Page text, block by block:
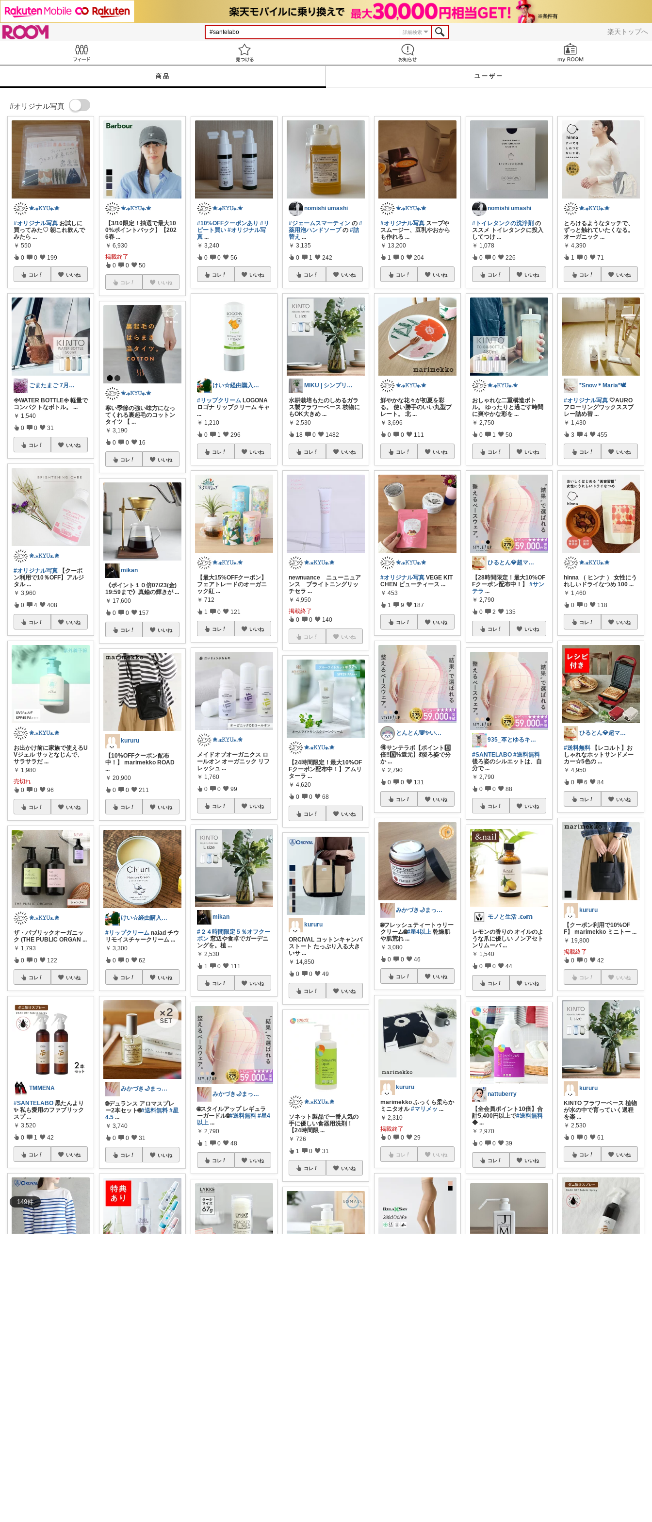
楽天トップへ
詳細検索
商品 ユーザー
#オリジナル写真
149件
✬.⁎𝙺𝚈𝚄⁎.✬
#オリジナル写真 お試しに
買ってみた♡ 朝これ飲んで
みたら ...
￥ 550
0 0 199
コレ いいね
ごまたまご 7月Thank you◡̈*
𖧷WATER BOTTLE𖧷 軽量で
コンパクトなボトル。 ...
￥ 1,540
0 0 31
コレ いいね
✬.⁎𝙺𝚈𝚄⁎.✬
#オリジナル写真 【クーポ
ン利用で10％OFF】アルジ
タル...
￥ 3,960
0 4 408
コレ いいね
✬.⁎𝙺𝚈𝚄⁎.✬
お出かけ前に家族で使えるU
Vジェル サッとなじんで、
サラサラだ ...
￥ 1,980
売切れ
0 0 96
コレ いいね
✬.⁎𝙺𝚈𝚄⁎.✬
ザ・パブリックオーガニッ
ク (THE PUBLIC ORGAN ...
￥ 1,793
0 0 122
コレ いいね
TMMENA
#SANTELABO 黒たんより
✨ 私も愛用のファブリック
スプ ...
￥ 3,520
0 1 42
コレ いいね
✬.⁎𝙺𝚈𝚄⁎.✬
【3/10限定！抽選で最大10
0%ポイントバック】【202
6春 ...
￥ 6,930
掲載終了
0 0 50
コレ いいね
✬.⁎𝙺𝚈𝚄⁎.✬
寒い季節の強い味方になっ
てくれる裏起毛のコットン
タイツ 【 ...
￥ 3,190
0 0 16
コレ いいね
mikan
《ポイント１０倍07/23(金)
19:59まで》真鍮の輝きが ...
￥ 17,600
0 0 157
コレ いいね
kururu
【10%OFFクーポン配布
中！】 marimekko ROAD
...
￥ 20,900
0 0 211
コレ いいね
けい☆経由購入ありがとうございます
#リップクリーム naiad チウ
リモイスチャークリーム...
￥ 3,300
0 0 62
コレ いいね
みかづき🌙まったり
🌐デュランス アロマスプレ
ー2本セット🌐#送料無料 #星
4.5 ...
￥ 3,740
0 0 31
コレ いいね
✬.⁎𝙺𝚈𝚄⁎.✬
#10%OFFクーポンあり #リ
ピート買い #オリジナル写
真 ...
￥ 3,240
0 0 56
コレ いいね
けい☆経由購入ありがとうございます
#リップクリーム LOGONA
ロゴナ リップクリーム キャ
...
￥ 1,210
0 1 296
コレ いいね
✬.⁎𝙺𝚈𝚄⁎.✬
【最大15%OFFクーポン】
フェアトレードのオーガニ
ック紅 ...
￥ 712
1 0 121
コレ いいね
✬.⁎𝙺𝚈𝚄⁎.✬
メイドオブオーガニクス ロ
ールオン オーガニック リフ
レッシュ ...
￥ 1,760
0 0 99
コレ いいね
mikan
#２４時間限定５％オフクー
ポン 窓辺や食卓でガーデニ
ングを。植 ...
￥ 2,530
1 0 111
コレ いいね
みかづき🌙まったり
🌐スタイルアップ レギュラ
ーガードル🌐#送料無料 #星4
以上 ...
￥ 2,790
1 0 48
コレ いいね
nomishi umashi
#ジェームスマーティン の#
薬用泡ハンドソープの#詰
替え ...
￥ 3,135
0 1 242
コレ いいね
MIKU | シンプリスト主婦
水耕栽培もたのしめるガラ
ス製フラワーベース 枝物に
もOK大きめ ...
￥ 2,530
18 0 1482
コレ いいね
✬.⁎𝙺𝚈𝚄⁎.✬
newnuance ニューニュア
ンス ブライトニングリッ
チセラ ...
￥ 4,950
掲載終了
0 0 140
コレ いいね
✬.⁎𝙺𝚈𝚄⁎.✬
【24時間限定！最大10%OF
Fクーポン配布中！】アムリ
ターラ ...
￥ 4,620
0 0 68
コレ いいね
kururu
ORCIVAL コットンキャンバ
ストート たっぷり入る大き
いサ ...
￥ 14,850
0 0 49
コレ いいね
✬.⁎𝙺𝚈𝚄⁎.✬
ソネット製品で一番人気の
手に優しい食器用洗剤！
【24時間限 ...
￥ 726
1 0 31
コレ いいね
✬.⁎𝙺𝚈𝚄⁎.✬
#オリジナル写真 スープや
スムージー、豆乳やおから
も作れる ...
￥ 13,200
1 0 204
コレ いいね
✬.⁎𝙺𝚈𝚄⁎.✬
鮮やかな花々が初夏を彩
る。 使い勝手のいい丸型プ
レート。 北 ...
￥ 3,696
0 0 111
コレ いいね
✬.⁎𝙺𝚈𝚄⁎.✬
#オリジナル写真 VEGE KIT
CHEN ビューティース ...
￥ 453
1 9 187
コレ いいね
とんとん🐼✨いいねに感謝です🙇‍♀️
🉐サンテラボ【ポイント4️⃣
倍‼️5️⃣%還元】💃後ろ姿で分
か ...
￥ 2,790
0 0 131
コレ いいね
みかづき🌙まったり
🌐フレッシュティートゥリー
クリーム🌐#星4以上 乾燥肌
や肌荒れ ...
￥ 3,080
0 0 46
コレ いいね
kururu
marimekko ふっくら柔らか
ミニタオル#マリメッ ...
￥ 2,310
掲載終了
0 0 29
コレ いいね
nomishi umashi
#トイレタンクの洗浄剤 の
ススメ トイレタンクに投入
してつけ ...
￥ 1,078
0 0 226
コレ いいね
✬.⁎𝙺𝚈𝚄⁎.✬
おしゃれな二重構造ボト
ル。 ゆったりと過ごす時間
に爽やかな彩を ...
￥ 2,750
0 1 50
コレ いいね
ひるとん💎超マイペース☆
【28時間限定！最大10%OF
Fクーポン配布中！】#サン
テラ ...
￥ 2,790
0 2 135
コレ いいね
935_革とゆるキャラとウイスキー
#SANTELABO #送料無料
後ろ姿のシルエットは、自
分で ...
￥ 2,790
0 0 88
コレ いいね
モノと生活 .𝕔𝐨𝕞
レモンの香りの オイルのよ
うな爪に優しい ノンアセト
ンリムーバ ...
￥ 1,540
0 0 44
コレ いいね
nattuberry
【全会員ポイント10倍】合
計5,400円以上で#送料無料
◆ ...
￥ 2,970
0 0 39
コレ いいね
✬.⁎𝙺𝚈𝚄⁎.✬
とろけるようなタッチで、
ずっと触れていたくなる。
オーガニック ...
￥ 4,390
1 0 71
コレ いいね
*Snow＊Maria*🕊️
#オリジナル写真 🤍AURO
フローリングワックススプ
レー詰め替 ...
￥ 1,430
3 4 455
コレ いいね
✬.⁎𝙺𝚈𝚄⁎.✬
hinna （ ヒンナ ） 女性にう
れしいドライなつめ 100 ...
￥ 1,460
0 0 118
コレ いいね
ひるとん💎超マイペース☆
#送料無料 【レコルト】お
しゃれなホットサンドメー
カー☆5色の ...
￥ 4,950
0 6 84
コレ いいね
kururu
【クーポン利用で10%OF
F】 marimekko ミニトー ...
￥ 19,800
掲載終了
0 0 42
コレ いいね
kururu
KINTO フラワーベース 植物
が水の中で育っていく過程
を楽 ...
￥ 2,530
0 0 61
コレ いいね